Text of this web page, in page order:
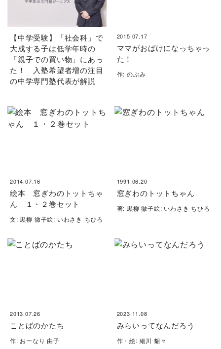
【中学受験】「社会科」で
大成する子は低学年時の
「親子での買い物」にあっ
た！ 入塾希望者増の注目
の中学専門塾代表が解説
2015.07.17
ママがおばけになっちゃっ
た！
作: のぶみ
2014.07.16
絵本 窓ぎわのトットちゃ
ん １・２巻セット
文: 黒柳 徹子絵: いわさき ちひろ
1991.06.20
窓ぎわのトットちゃん
著: 黒柳 徹子絵: いわさき ちひろ
2013.07.26
ことばのかたち
作: おーなり 由子
2023.11.08
みらいってなんだろう
作・絵: 細川 貂々